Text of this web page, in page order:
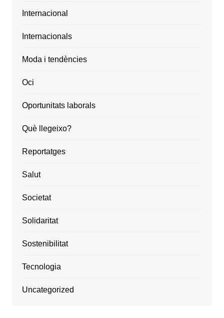
Internacional
Internacionals
Moda i tendències
Oci
Oportunitats laborals
Què llegeixo?
Reportatges
Salut
Societat
Solidaritat
Sostenibilitat
Tecnologia
Uncategorized